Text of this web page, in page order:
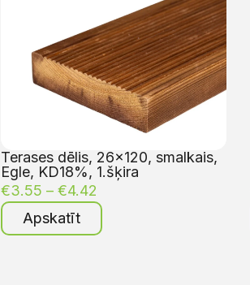
Terases dēlis, 26×120, smalkais,
Egle, KD18%, 1.šķira
€3.55 – €4.42
Apskatīt